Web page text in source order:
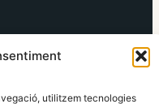
utilitzem tecnologies